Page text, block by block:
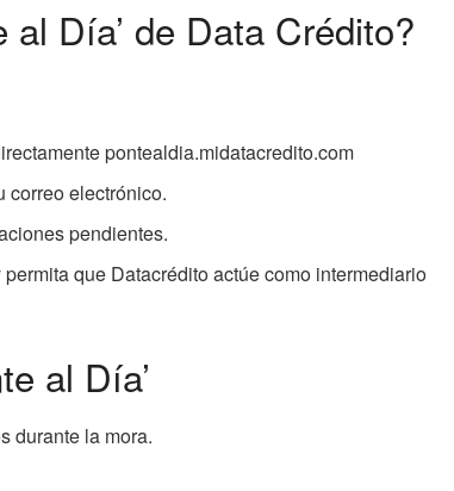
Día’ de Data Crédito?
pontealdia.midatacredito.com
correo electrónico.
pendientes.
que Datacrédito actúe como intermediario
al Día’
durante la mora.